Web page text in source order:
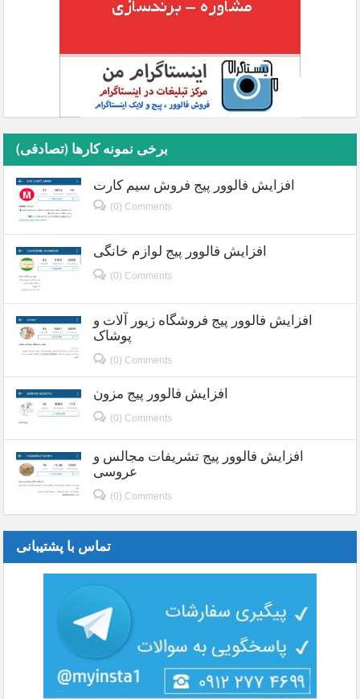
برخی نمونه کارها (تصادفی)
افزایش فالوور پیج فروش سیم کارت
(0) Comments
افزایش فالوور پیج لوازم خانگی
(0) Comments
افزایش فالوور پیج فروشگاه زیور آلات و
پوشاک
(0) Comments
افزایش فالوور پیج مزون
(0) Comments
افزایش فالوور پیج تشریفات مجالس و
عروسی
(0) Comments
تماس با پشتیبانی